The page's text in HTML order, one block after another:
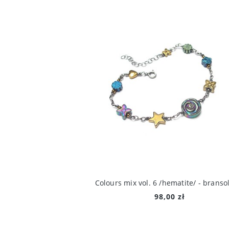
Colours mix vol. 6 /hematite/ -
98,00 zł